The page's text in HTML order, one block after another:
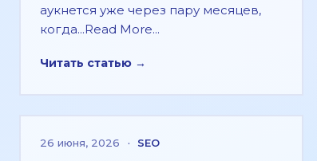
аукнется уже через пару месяцев,
когда...Read More...
Читать статью →
26 июня, 2026 · SEO